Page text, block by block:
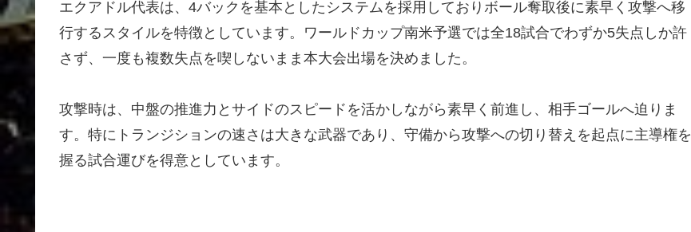
エクアドル代表は、4バックを基本としたシステムを採用しておりボール奪取後に素早く攻撃へ移
行するスタイルを特徴としています。ワールドカップ南米予選では全18試合でわずか5失点しか許
さず、一度も複数失点を喫しないまま本大会出場を決めました。
攻撃時は、中盤の推進力とサイドのスピードを活かしながら素早く前進し、相手ゴールへ迫りま
す。特にトランジションの速さは大きな武器であり、守備から攻撃への切り替えを起点に主導権を
握る試合運びを得意としています。